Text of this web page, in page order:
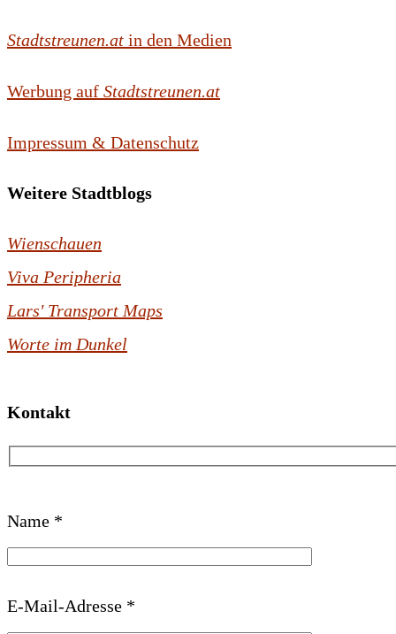
Stadtstreunen.at in den Medien
Werbung auf Stadtstreunen.at
Impressum & Datenschutz
Weitere Stadtblogs
Wienschauen
Viva Peripheria
Lars' Transport Maps
Worte im Dunkel
Kontakt
t
t
Name *
E-Mail-Adresse *